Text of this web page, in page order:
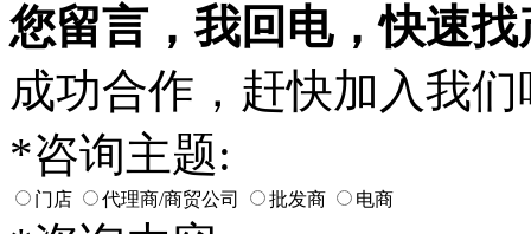
您留言，我回电，快速找
成功合作，赶快加入我们
*咨询主题:
门店 代理商/商贸公司 批发商 电商